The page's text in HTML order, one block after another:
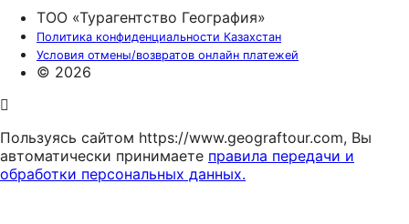
ТОО «Турагентство География»
Политика конфиденциальности Казахстан
Условия отмены/возвратов онлайн платежей
© 2026
Пользуясь сайтом https://www.geograftour.com, Вы
автоматически принимаете правила передачи и
обработки персональных данных.